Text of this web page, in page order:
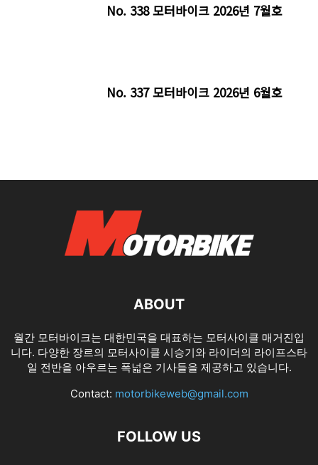
No. 338 모터바이크 2026년 7월호
No. 337 모터바이크 2026년 6월호
ABOUT
월간 모터바이크는 대한민국을 대표하는 모터사이클 매거진입
니다. 다양한 장르의 모터사이클 시승기와 라이더의 라이프스타
일 전반을 아우르는 폭넓은 기사들을 제공하고 있습니다.
Contact: motorbikeweb@gmail.com
FOLLOW US